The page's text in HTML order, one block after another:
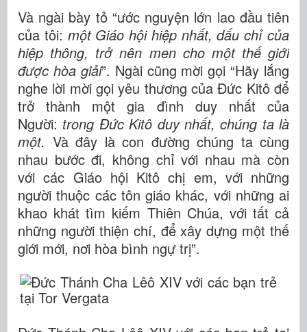
Và ngài bày tỏ “ước nguyện lớn lao đầu tiên
của tôi: một Giáo hội hiệp nhất, dấu chỉ của
hiệp thông, trở nên men cho một thế giới
được hòa giải”. Ngài cũng mời gọi “Hãy lắng
nghe lời mời gọi yêu thương của Đức Kitô để
trở thành một gia đình duy nhất của
Người: trong Đức Kitô duy nhất, chúng ta là
một. Và đây là con đường chúng ta cùng
nhau bước đi, không chỉ với nhau mà còn
với các Giáo hội Kitô chị em, với những
người thuộc các tôn giáo khác, với những ai
khao khát tìm kiếm Thiên Chúa, với tất cả
những người thiện chí, để xây dựng một thế
giới mới, nơi hòa bình ngự trị”.